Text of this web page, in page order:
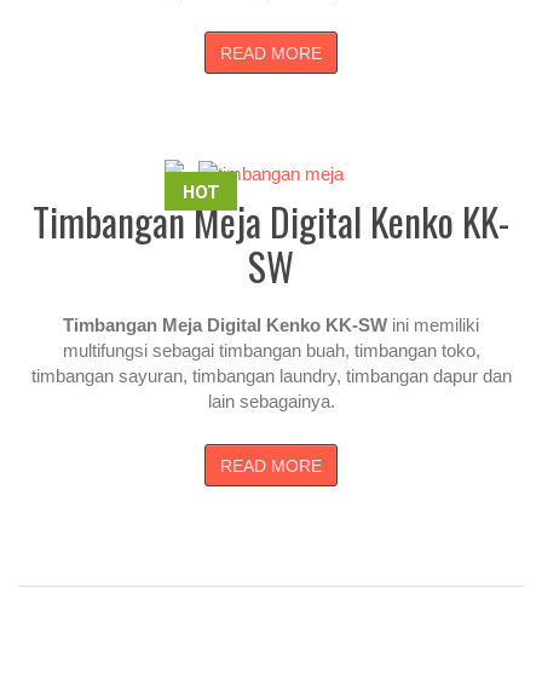
READ MORE
HOT
Timbangan Meja Digital Kenko KK-
SW
Timbangan Meja Digital Kenko KK-SW ini memiliki
multifungsi sebagai timbangan buah, timbangan toko,
timbangan sayuran, timbangan laundry, timbangan dapur dan
lain sebagainya.
READ MORE